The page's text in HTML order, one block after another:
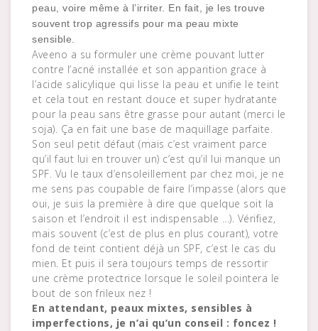
peau, voire même à l’irriter. En fait, je les trouve
souvent trop agressifs pour ma peau mixte
sensible.
Aveeno a su formuler une crème pouvant lutter
contre l’acné installée et son apparition grace à
l’acide salicylique qui lisse la peau et unifie le teint
et cela tout en restant douce et super hydratante
pour la peau sans être grasse pour autant (merci le
soja). Ça en fait une base de maquillage parfaite.
Son seul petit défaut (mais c’est vraiment parce
qu’il faut lui en trouver un) c’est qu’il lui manque un
SPF. Vu le taux d’ensoleillement par chez moi, je ne
me sens pas coupable de faire l’impasse (alors que
oui, je suis la première à dire que quelque soit la
saison et l’endroit il est indispensable …). Vérifiez,
mais souvent (c’est de plus en plus courant), votre
fond de teint contient déjà un SPF, c’est le cas du
mien. Et puis il sera toujours temps de ressortir
une crème protectrice lorsque le soleil pointera le
bout de son frileux nez !
En attendant, peaux mixtes, sensibles à
imperfections, je n’ai qu’un conseil : foncez !